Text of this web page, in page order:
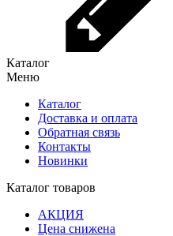
Каталог
Меню
Каталог
Доставка и оплата
Обратная связь
Контакты
Новинки
Каталог товаров
АКЦИЯ
Цена снижена